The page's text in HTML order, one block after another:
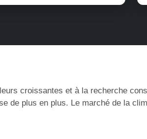
croissantes et à la recherche
de plus en plus. Le marché de la